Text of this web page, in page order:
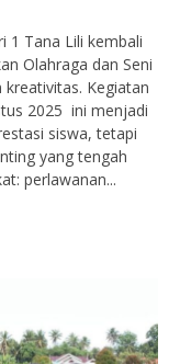
1 Tana Lili kembali
Olahraga dan Seni
kreativitas. Kegiatan
2025 ini menjadi
siswa, tetapi
yang tengah
perlawanan...